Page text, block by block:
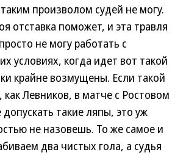
произволом судей не могу.
отставка поможет, и эта травля
не могу работать с
условиях, когда идет вот такой
крайне возмущены. Если такой
Левников, в матче с Ростовом
такие ляпы, это уж
не назовешь. То же самое и
два чистых гола, а судья